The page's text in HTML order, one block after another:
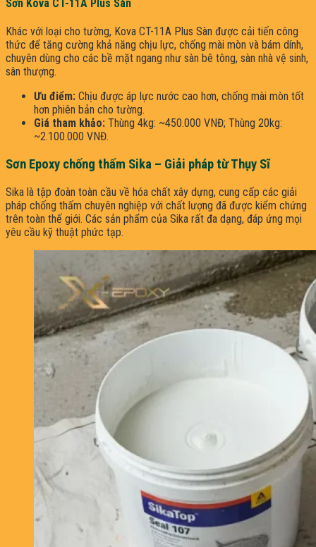
Sơn Kova CT-11A Plus Sàn
Khác với loại cho tường, Kova CT-11A Plus Sàn được cải tiến công
thức để tăng cường khả năng chịu lực, chống mài mòn và bám dính,
chuyên dùng cho các bề mặt ngang như sàn bê tông, sàn nhà vệ sinh,
sân thượng.
Ưu điểm: Chịu được áp lực nước cao hơn, chống mài mòn tốt
hơn phiên bản cho tường.
Giá tham khảo: Thùng 4kg: ~450.000 VNĐ; Thùng 20kg:
~2.100.000 VNĐ.
Sơn Epoxy chống thấm Sika – Giải pháp từ Thụy Sĩ
Sika là tập đoàn toàn cầu về hóa chất xây dựng, cung cấp các giải
pháp chống thấm chuyên nghiệp với chất lượng đã được kiểm chứng
trên toàn thế giới. Các sản phẩm của Sika rất đa dạng, đáp ứng mọi
yêu cầu kỹ thuật phức tạp.